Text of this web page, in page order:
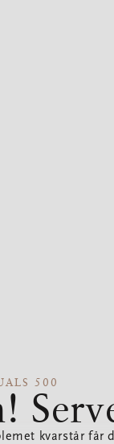
500
kvarstår får